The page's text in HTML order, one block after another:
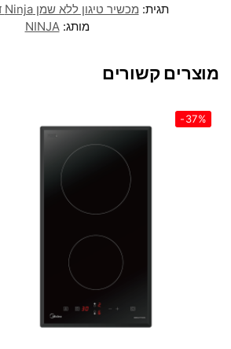
תגית: מכשיר טיגון ‏ללא שמן Ninja דגם AF100
מותג:NINJA
מוצרים קשורים
-37%